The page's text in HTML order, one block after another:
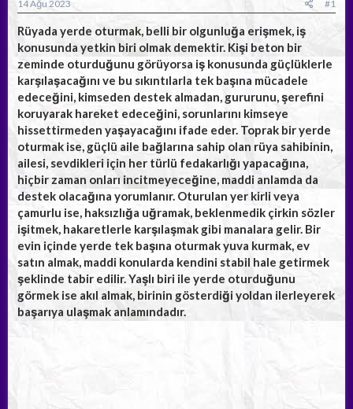
ş
l
a
a
n
t
a
r
i
h
i
14 Ağu 2023 #1
Rüyada yerde oturmak, belli bir olgunluğa erişmek, iş
konusunda yetkin biri olmak demektir. Kişi beton bir
zeminde oturduğunu görüyorsa iş konusunda güçlüklerle
karşılaşacağını ve bu sıkıntılarla tek başına mücadele
edeceğini, kimseden destek almadan, gururunu, şerefini
koruyarak hareket edeceğini, sorunlarını kimseye
hissettirmeden yaşayacağını ifade eder. Toprak bir yerde
oturmak ise, güçlü aile bağlarına sahip olan rüya sahibinin,
ailesi, sevdikleri için her türlü fedakarlığı yapacağına,
hiçbir zaman onları incitmeyeceğine, maddi anlamda da
destek olacağına yorumlanır. Oturulan yer kirli veya
çamurlu ise, haksızlığa uğramak, beklenmedik çirkin sözler
işitmek, hakaretlerle karşılaşmak gibi manalara gelir. Bir
evin içinde yerde tek başına oturmak yuva kurmak, ev
satın almak, maddi konularda kendini stabil hale getirmek
şeklinde tabir edilir. Yaşlı biri ile yerde oturduğunu
görmek ise akıl almak, birinin gösterdiği yoldan ilerleyerek
başarıya ulaşmak anlamındadır.